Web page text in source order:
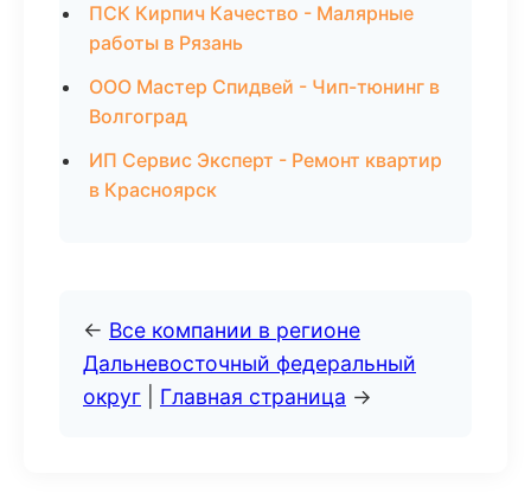
ПСК Кирпич Качество - Малярные
работы в Рязань
ООО Мастер Спидвей - Чип-тюнинг в
Волгоград
ИП Сервис Эксперт - Ремонт квартир
в Красноярск
← Все компании в регионе
Дальневосточный федеральный
округ
Главная страница →